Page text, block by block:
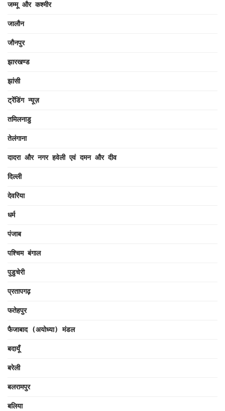
जम्मू और कश्मीर
जालौन
जौनपुर
झारखण्ड
झांसी
ट्रेंडिंग न्यूज़
तमिलनाडु
तेलंगाना
दादरा और नगर हवेली एवं दमन और दीव
दिल्ली
देवरिया
धर्म
पंजाब
पश्चिम बंगाल
पुडुचेरी
प्रतापगढ़
फतेहपुर
फैजाबाद (अयोध्या) मंडल
बदायूँ
बरेली
बलरामपुर
बलिया